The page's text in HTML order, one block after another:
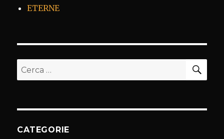
ETERNE
Cerca:
CATEGORIE